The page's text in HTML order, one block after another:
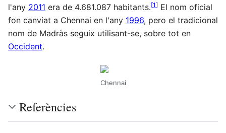
l'any 2011 era de 4.681.087 habitants.[1] El nom oficial
fon canviat a Chennai en l'any 1996, pero el tradicional
nom de Madràs seguix utilisant-se, sobre tot en
Occident.
Chennai
Referències